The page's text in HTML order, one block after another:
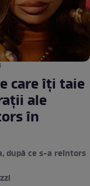
care îți taie
ale
în
după ce s-a reîntors